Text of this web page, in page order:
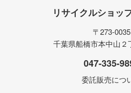
リサイクルショッ
〒273-0035
千葉県船橋市本中山２
047-335-
委託販売につ